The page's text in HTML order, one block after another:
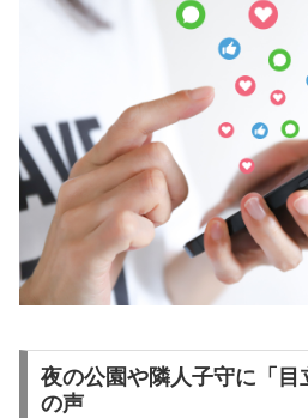
夜の公園や隣人子守に「目
の声